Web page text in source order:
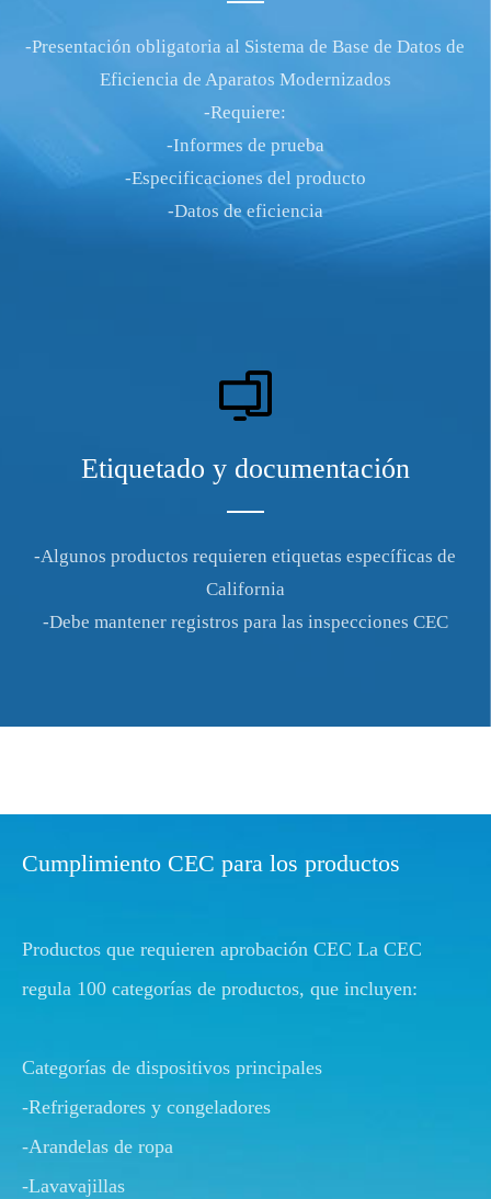
-Presentación obligatoria al Sistema de Base de Datos de
Eficiencia de Aparatos Modernizados
-Requiere:
-Informes de prueba
-Especificaciones del producto
-Datos de eficiencia
Etiquetado y documentación
-Algunos productos requieren etiquetas específicas de
California
-Debe mantener registros para las inspecciones CEC
Cumplimiento CEC para los productos
Productos que requieren aprobación CEC La CEC
regula 100 categorías de productos, que incluyen:
Categorías de dispositivos principales
-Refrigeradores y congeladores
-Arandelas de ropa
-Lavavajillas